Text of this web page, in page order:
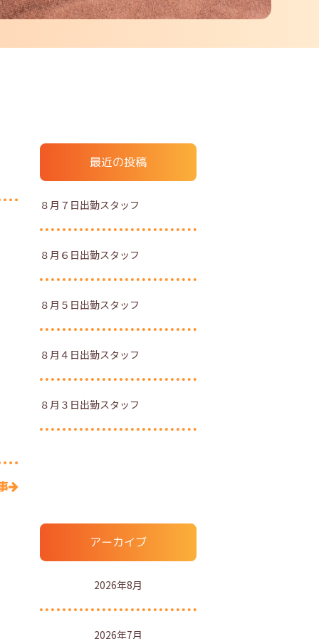
最近の投稿
８月７日出勤スタッフ
８月６日出勤スタッフ
８月５日出勤スタッフ
８月４日出勤スタッフ
８月３日出勤スタッフ
アーカイブ
2026年8月
2026年7月